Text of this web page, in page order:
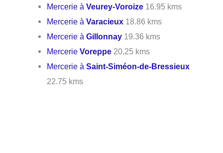
Mercerie àVeurey-Voroize 16.95 kms
Mercerie àVaracieux 18.86 kms
Mercerie àGillonnay 19.36 kms
MercerieVoreppe 20.25 kms
Mercerie àSaint-Siméon-de-Bressieux
22.75 kms